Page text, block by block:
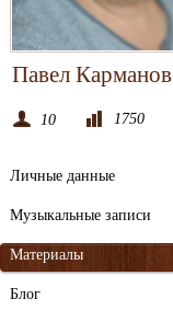
Павел Карманов
10 1750
Личные данные
Музыкальные записи
Материалы
Блог